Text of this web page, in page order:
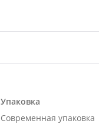
Упаковка
Современная упаковка